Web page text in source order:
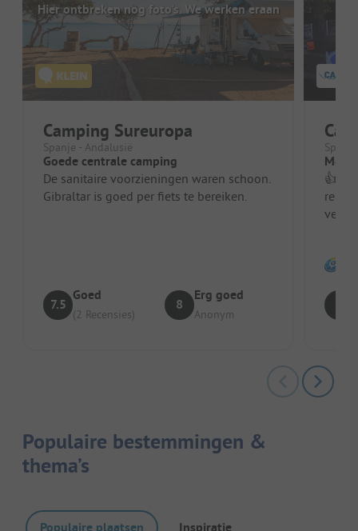
Hier ontbreken nog foto's. We werken eraan
Camping Sureuropa
Spanje - Andalusië
Goede centrale camping
De sanitaire voorzieningen waren schoon.
Gibraltar is goed per fiets te bereiken.
7.5
Goed
(2 Recensies)
8
Erg goed
Anonym
👍
Populaire bestemmingen &
thema’s